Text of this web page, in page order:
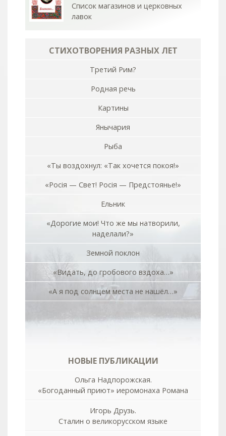
Список магазинов и церковных
лавок
СТИХОТВОРЕНИЯ РАЗНЫХ ЛЕТ
Третий Рим?
Родная речь
Картины
Янычария
Рыба
«Ты воздохнул: «Так хочется покоя!»
«Росiя — Свет! Росiя — Предстоянье!»
Ельник
«Дорогие мои! Что же мы натворили,
наделали?»
Земной поклон
«Видать, до гробового вздоха…»
«А я под солнцем места не нашёл…»
НОВЫЕ ПУБЛИКАЦИИ
Ольга Надпорожская.
«Богоданный приют» иеромонаха Романа
Игорь Друзь.
Сталин о великорусском языке